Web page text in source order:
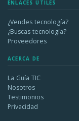
ENLACES ÚTILES
¿Vendes tecnología?
¿Buscas tecnología?
Proveedores
ACERCA DE
La Guía TIC
Nosotros
Testimonios
Privacidad